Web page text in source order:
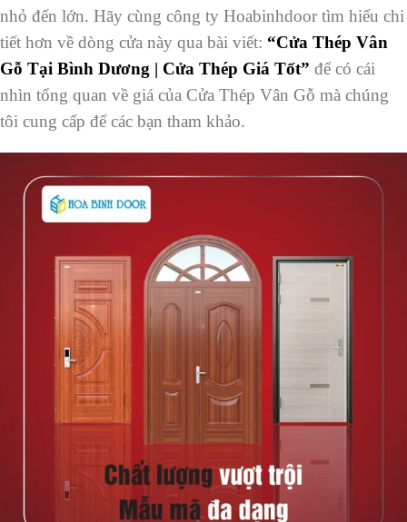
nhỏ đến lớn. Hãy cùng công ty Hoabinhdoor tìm hiểu chi
tiết hơn về dòng cửa này qua bài viết: “Cửa Thép Vân
Gỗ Tại Bình Dương | Cửa Thép Giá Tốt” để có cái
nhìn tổng quan về giá của Cửa Thép Vân Gỗ mà chúng
tôi cung cấp để các bạn tham khảo.